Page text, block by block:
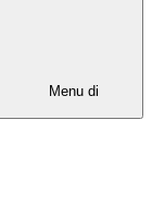
Menu di